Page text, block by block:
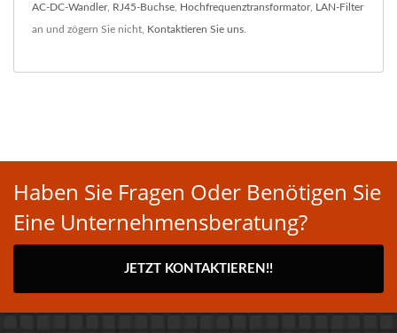
AC-DC-Wandler, RJ45-Buchse Hochfrequenztransformator, LAN-Filter
an und zögern Sie nicht, Kontaktieren Sie uns
Haben Sie Fragen Oder Benötigen Sie
Eine Unternehmensberatung?
JETZT KONTAKTIEREN!!